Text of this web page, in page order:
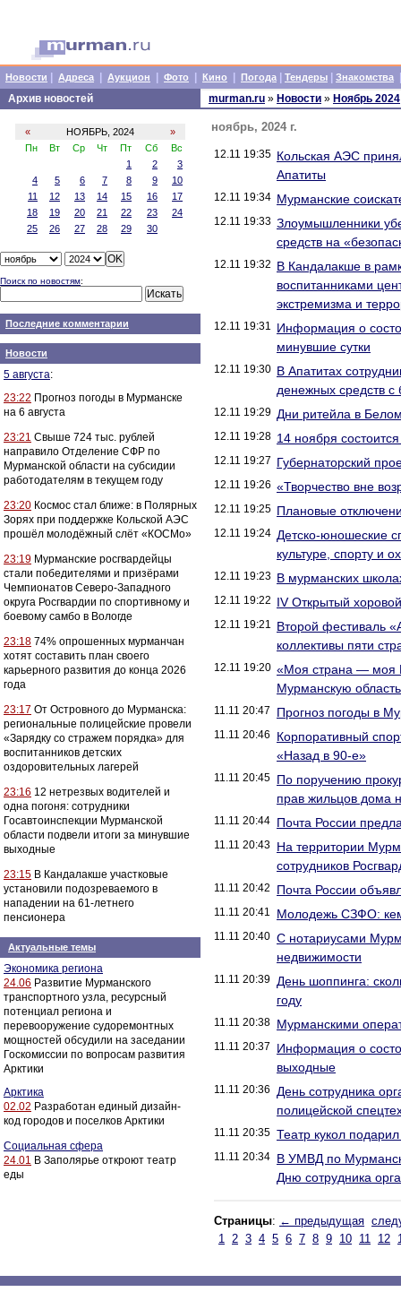
Новости Адреса Аукцион Фото Кино Погода Тендеры Знакомства
Архив новостей
« НОЯБРЬ, 2024
»
Пн
Вт Ср Чт Пт Сб
Вс
1
2
3
4
5 6 7 8 9
10
11
12 13 14 15 16
17
18
19 20 21 22 23
24
25
26 27 28 29 30
Поиск по новостям:
Последние комментарии
Новости
5 августа:
23:22 Прогноз погоды в Мурманске
на 6 августа
23:21 Свыше 724 тыс. рублей
направило Отделение СФР по
Мурманской области на субсидии
работодателям в текущем году
23:20 Космос стал ближе: в Полярных
Зорях при поддержке Кольской АЭС
прошёл молодёжный слёт «КОСМо»
23:19 Мурманские росгвардейцы
стали победителями и призёрами
Чемпионатов Северо-Западного
округа Росгвардии по спортивному и
боевому самбо в Вологде
23:18 74% опрошенных мурманчан
хотят составить план своего
карьерного развития до конца 2026
года
23:17 От Островного до Мурманска:
региональные полицейские провели
«Зарядку со стражем порядка» для
воспитанников детских
оздоровительных лагерей
23:16 12 нетрезвых водителей и
одна погоня: сотрудники
Госавтоинспекции Мурманской
области подвели итоги за минувшие
выходные
23:15 В Кандалакше участковые
установили подозреваемого в
нападении на 61-летнего
пенсионера
Актуальные темы
Экономика региона
24.06 Развитие Мурманского
транспортного узла, ресурсный
потенциал региона и
перевооружение судоремонтных
мощностей обсудили на заседании
Госкомиссии по вопросам развития
Арктики
Арктика
02.02 Разработан единый дизайн-
код городов и поселков Арктики
Социальная сфера
24.01 В Заполярье откроют театр
еды
murman.ru » Новости » Ноябрь 2024
ноябрь, 2024 г.
12.11 19:35 Кольская АЭС
Апатиты
12.11 19:34 Мурманские
12.11 19:33 Злоумышленники
средств на
12.11 19:32 В Кандалакше в
воспитанниками
экстремизма и
12.11 19:31 Информация о
минувшие сутки
12.11 19:30 В Апатитах
денежных средств с
12.11 19:29 Дни ритейла в
12.11 19:28 14 ноября
12.11 19:27 Губернаторский
12.11 19:26 «Творчество вне
12.11 19:25 Плановые
12.11 19:24 Детско-юношеские
культуре, спорту и
12.11 19:23 В мурманских
12.11 19:22 IV Открытый
12.11 19:21 Второй фестиваль
коллективы пяти
12.11 19:20 «Моя страна — моя
Мурманскую
11.11 20:47 Прогноз погоды в
11.11 20:46
Корпоративный
«Назад в 90-е»
11.11 20:45 По поручению
прав жильцов дома
11.11 20:44 Почта России
11.11 20:43 На территории
сотрудников
11.11 20:42 Почта России
11.11 20:41 Молодежь СЗФО: кем
11.11 20:40 С нотариусами
недвижимости
11.11 20:39 День шоппинга:
году
11.11 20:38 Мурманскими
11.11 20:37
Информация о
выходные
11.11 20:36
День сотрудника
полицейской
11.11 20:35 Театр кукол
11.11 20:34 В УМВД по
Дню сотрудника
Страницы: ← предыдущая
1 2 3 4 5 6 7 8 9 10 11 12